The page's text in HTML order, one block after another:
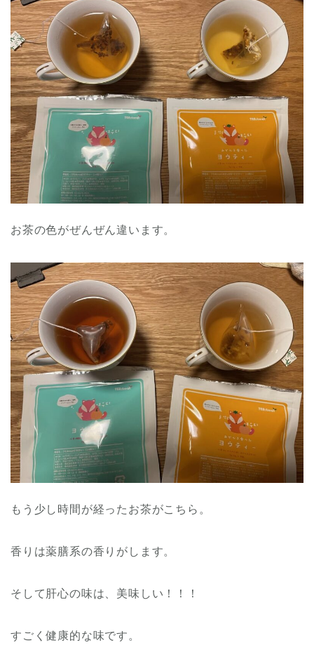
お茶の色がぜんぜん違います。
もう少し時間が経ったお茶がこちら。
香りは薬膳系の香りがします。
そして肝心の味は、美味しい！！！
すごく健康的な味です。